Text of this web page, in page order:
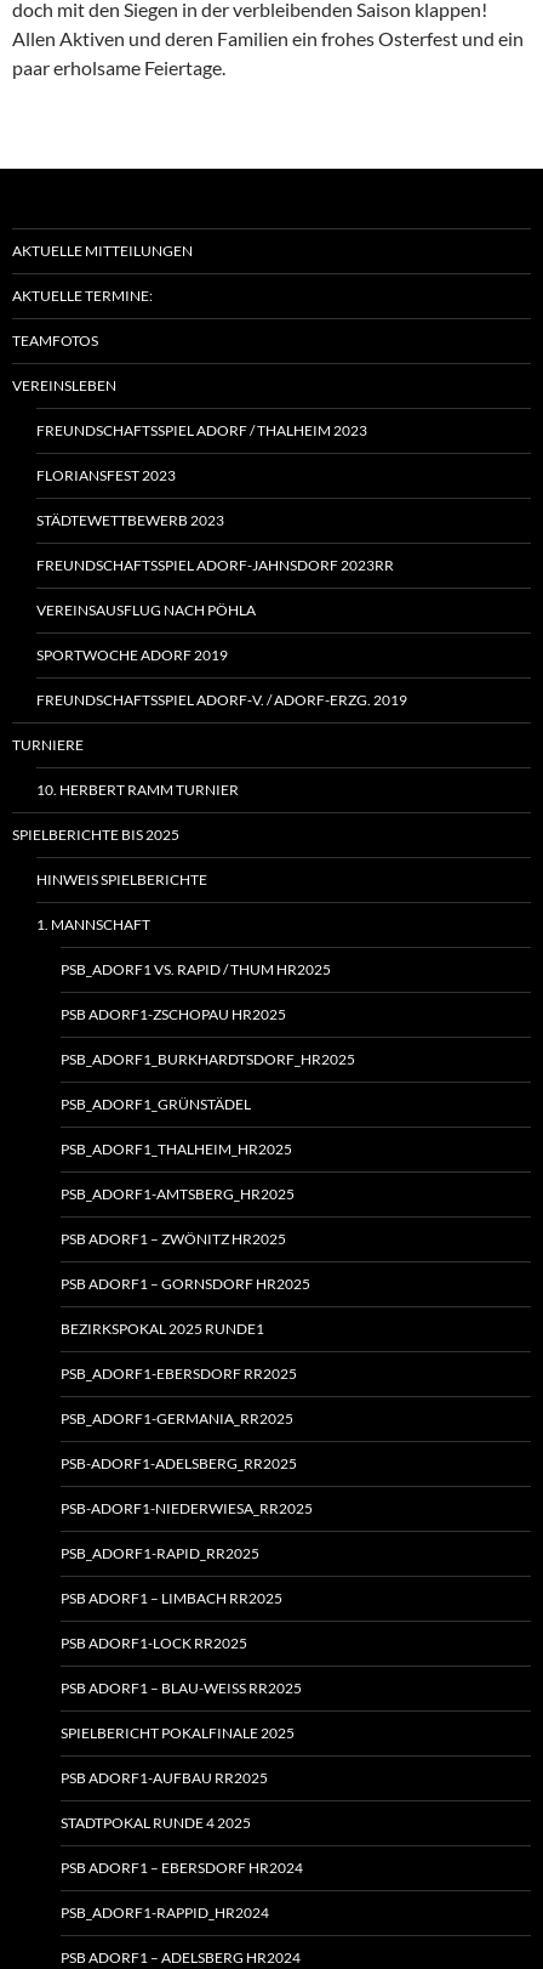
doch mit den Siegen in der verblei­benden Saison klappen!
Allen Aktiven und deren Familien ein frohes Oster­fest und ein
paar erhol­same Feiertage.
AKTUELLE MITTEILUNGEN
AKTUELLE TERMINE:
TEAMFOTOS
VEREINSLEBEN
FREUNDSCHAFTSSPIEL ADORF / THALHEIM 2023
FLORIANSFEST 2023
STÄDTEWETTBEWERB 2023
FREUNDSCHAFTSSPIEL ADORF-JAHNSDORF 2023RR
VEREINSAUSFLUG NACH PÖHLA
SPORTWOCHE ADORF 2019
FREUNDSCHAFTSSPIEL ADORF‑V. / ADORF-ERZG. 2019
TURNIERE
10. HERBERT RAMM TURNIER
SPIELBERICHTE BIS 2025
HINWEIS SPIELBERICHTE
1. MANNSCHAFT
PSB_ADORF1 VS. RAPID / THUM HR2025
PSB ADORF1-ZSCHOPAU HR2025
PSB_ADORF1_BURKHARDTSDORF_HR2025
PSB_ADORF1_GRÜNSTÄDEL
PSB_ADORF1_THALHEIM_HR2025
PSB_ADORF1-AMTSBERG_HR2025
PSB ADORF1 – ZWÖNITZ HR2025
PSB ADORF1 – GORNSDORF HR2025
BEZIRKSPOKAL 2025 RUNDE1
PSB_ADORF1-EBERSDORF RR2025
PSB_ADORF1-GERMANIA_RR2025
PSB-ADORF1-ADELSBERG_RR2025
PSB-ADORF1-NIEDERWIESA_RR2025
PSB_ADORF1-RAPID_RR2025
PSB ADORF1 – LIMBACH RR2025
PSB ADORF1-LOCK RR2025
PSB ADORF1 – BLAU-WEISS RR2025
SPIELBERICHT POKALFINALE 2025
PSB ADORF1-AUFBAU RR2025
STADTPOKAL RUNDE 4 2025
PSB ADORF1 – EBERSDORF HR2024
PSB_ADORF1-RAPPID_HR2024
PSB ADORF1 – ADELSBERG HR2024